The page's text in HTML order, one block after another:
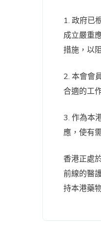
1. 政府已
成立嚴重
措施，以
2. 本會會
合適的工
3. 作為本
應，使有
香港正處
前線的醫
持本港藥